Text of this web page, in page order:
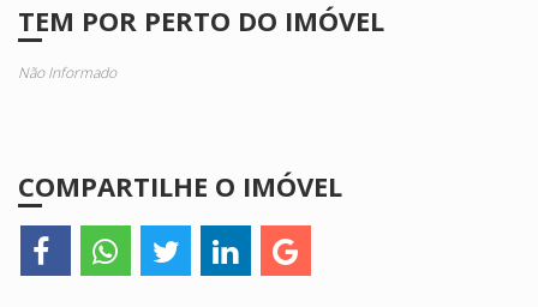
TEM POR PERTO DO IMÓVEL
Não Informado
COMPARTILHE O IMÓVEL